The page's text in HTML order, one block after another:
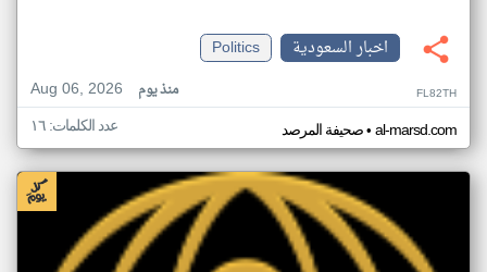
اخبار السعودية
Politics
Aug 06, 2026
منذ يوم FL82TH
صحيفة المرصد• al-marsd.com عدد الكلمات: ١٦